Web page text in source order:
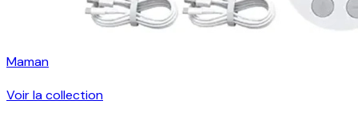
Maman
Voir la collection